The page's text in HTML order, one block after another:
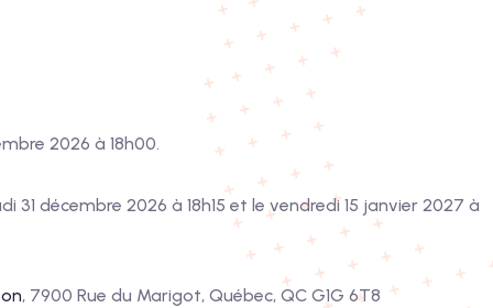
2026 à 18h00.
décembre 2026 à 18h15 et le vendredi 15 janvier 2027 à
, 7900 Rue du Marigot, Québec, QC G1G 6T8